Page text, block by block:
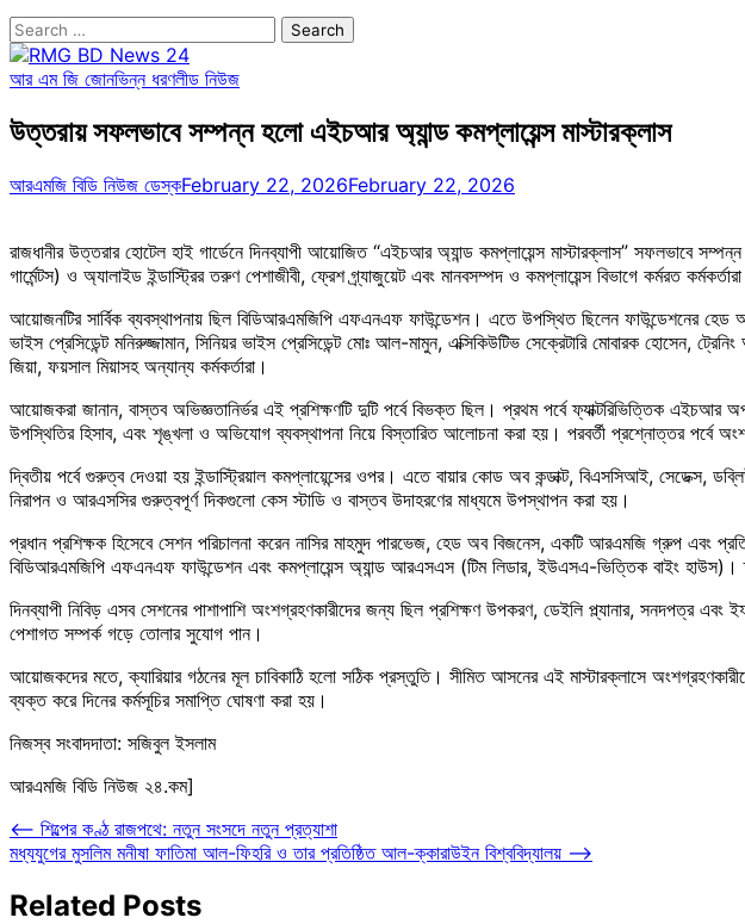
Search
for:
আর এম জি জোনভিন্ন ধরণলীড নিউজ
উত্তরায় সফলভাবে সম্পন্ন হলো এইচআর অ্যান্ড কমপ্লায়েন্স মাস্টারক্লাস
আরএমজি বিডি নিউজ ডেস্কFebruary 22, 2026February 22, 2026
রাজধানীর উত্তরার হোটেল হাই গার্ডেনে দিনব্যাপী আয়োজিত “এইচআর অ্যান্ড কমপ্লায়েন্স মাস্টারক্লাস” সফলভাবে
গার্মেন্টস) ও অ্যালাইড ইন্ডাস্ট্রির তরুণ পেশাজীবী, ফ্রেশ গ্র্যাজুয়েট এবং মানবসম্পদ ও কমপ্লায়েন্স বিভাগে কর্মরত
আয়োজনটির সার্বিক ব্যবস্থাপনায় ছিল বিডিআরএমজিপি এফএনএফ ফাউন্ডেশন। এতে উপস্থিত ছিলেন ফাউন্ডেশনের হেড
ভাইস প্রেসিডেন্ট মনিরুজ্জামান, সিনিয়র ভাইস প্রেসিডেন্ট মোঃ আল-মামুন, এক্সিকিউটিভ সেক্রেটারি মোবারক হোসেন,
জিয়া, ফয়সাল মিয়াসহ অন্যান্য কর্মকর্তারা।
আয়োজকরা জানান, বাস্তব অভিজ্ঞতানির্ভর এই প্রশিক্ষণটি দুটি পর্বে বিভক্ত ছিল। প্রথম পর্বে ফ্যাক্টরিভিত্তিক এইচআর
উপস্থিতির হিসাব, এবং শৃঙ্খলা ও অভিযোগ ব্যবস্থাপনা নিয়ে বিস্তারিত আলোচনা করা হয়। পরবর্তী প্রশ্নোত্তর পর্বে
দ্বিতীয় পর্বে গুরুত্ব দেওয়া হয় ইন্ডাস্ট্রিয়াল কমপ্লায়েন্সের ওপর। এতে বায়ার কোড অব কন্ডাক্ট, বিএসসিআই, সেডেক্স,
নিরাপন ও আরএসসির গুরুত্বপূর্ণ দিকগুলো কেস স্টাডি ও বাস্তব উদাহরণের মাধ্যমে উপস্থাপন করা হয়।
প্রধান প্রশিক্ষক হিসেবে সেশন পরিচালনা করেন নাসির মাহমুদ পারভেজ, হেড অব বিজনেস, একটি আরএমজি গ্রুপ এবং
বিডিআরএমজিপি এফএনএফ ফাউন্ডেশন এবং কমপ্লায়েন্স অ্যান্ড আরএসএস (টিম লিডার, ইউএসএ-ভিত্তিক বাইং হাউস)।
দিনব্যাপী নিবিড় এসব সেশনের পাশাপাশি অংশগ্রহণকারীদের জন্য ছিল প্রশিক্ষণ উপকরণ, ডেইলি প্ল্যানার, সনদপত্র
পেশাগত সম্পর্ক গড়ে তোলার সুযোগ পান।
আয়োজকদের মতে, ক্যারিয়ার গঠনের মূল চাবিকাঠি হলো সঠিক প্রস্তুতি। সীমিত আসনের এই মাস্টারক্লাসে
ব্যক্ত করে দিনের কর্মসূচির সমাপ্তি ঘোষণা করা হয়।
নিজস্ব সংবাদদাতা: সজিবুল ইসলাম
আরএমজি বিডি নিউজ ২৪.কম]
Post
navigation
⟵ শিল্পের কণ্ঠ রাজপথে: নতুন সংসদে নতুন প্রত্যাশা
মধ্যযুগের মুসলিম মনীষা ফাতিমা আল-ফিহরি ও তার প্রতিষ্ঠিত আল-ক্কারাউইন বিশ্ববিদ্যালয় ⟶
Related Posts